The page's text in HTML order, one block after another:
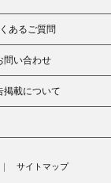
あるご質問
問い合わせ
掲載について
サイトマップ